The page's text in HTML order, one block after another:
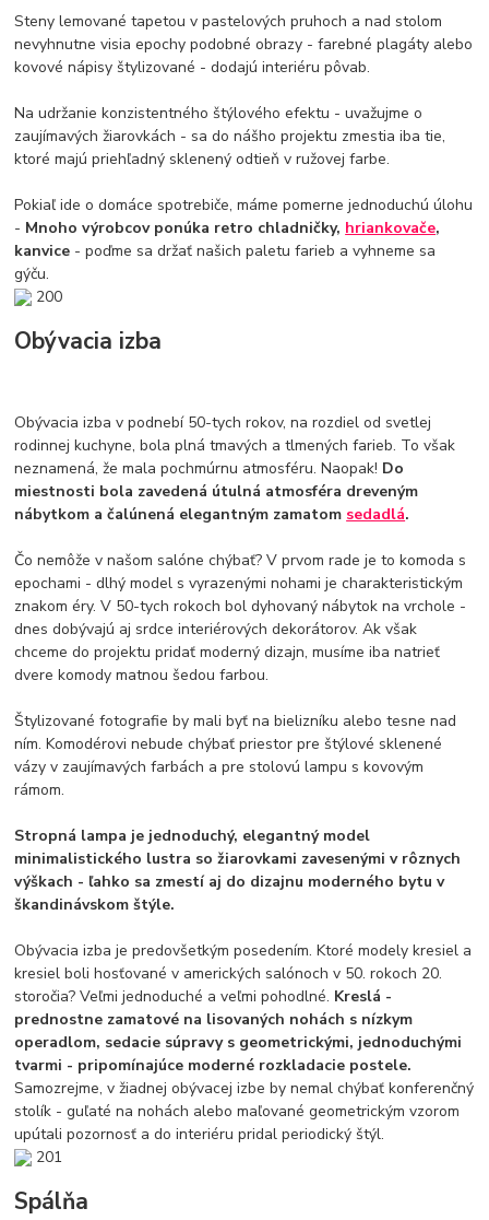
Steny lemované tapetou v pastelových pruhoch a nad stolom
nevyhnutne visia epochy podobné obrazy - farebné plagáty alebo
kovové nápisy štylizované - dodajú interiéru pôvab.
Na udržanie konzistentného štýlového efektu - uvažujme o
zaujímavých žiarovkách - sa do nášho projektu zmestia iba tie,
ktoré majú priehľadný sklenený odtieň v ružovej farbe.
Pokiaľ ide o domáce spotrebiče, máme pomerne jednoduchú úlohu
- Mnoho výrobcov ponúka retro chladničky, hriankovače,
kanvice - poďme sa držať našich paletu farieb a vyhneme sa
gýču.
200
Obývacia izba
Obývacia izba v podnebí 50-tych rokov, na rozdiel od svetlej
rodinnej kuchyne, bola plná tmavých a tlmených farieb. To však
neznamená, že mala pochmúrnu atmosféru. Naopak! Do
miestnosti bola zavedená útulná atmosféra dreveným
nábytkom a čalúnená elegantným zamatom sedadlá.
Čo nemôže v našom salóne chýbať? V prvom rade je to komoda s
epochami - dlhý model s vyrazenými nohami je charakteristickým
znakom éry. V 50-tych rokoch bol dyhovaný nábytok na vrchole -
dnes dobývajú aj srdce interiérových dekorátorov. Ak však
chceme do projektu pridať moderný dizajn, musíme iba natrieť
dvere komody matnou šedou farbou.
Štylizované fotografie by mali byť na bielizníku alebo tesne nad
ním. Komodérovi nebude chýbať priestor pre štýlové sklenené
vázy v zaujímavých farbách a pre stolovú lampu s kovovým
rámom.
Stropná lampa je jednoduchý, elegantný model
minimalistického lustra so žiarovkami zavesenými v rôznych
výškach - ľahko sa zmestí aj do dizajnu moderného bytu v
škandinávskom štýle.
Obývacia izba je predovšetkým posedením. Ktoré modely kresiel a
kresiel boli hosťované v amerických salónoch v 50. rokoch 20.
storočia? Veľmi jednoduché a veľmi pohodlné. Kreslá -
prednostne zamatové na lisovaných nohách s nízkym
operadlom, sedacie súpravy s geometrickými, jednoduchými
tvarmi - pripomínajúce moderné rozkladacie postele.
Samozrejme, v žiadnej obývacej izbe by nemal chýbať konferenčný
stolík - guľaté na nohách alebo maľované geometrickým vzorom
upútali pozornosť a do interiéru pridal periodický štýl.
201
Spálňa